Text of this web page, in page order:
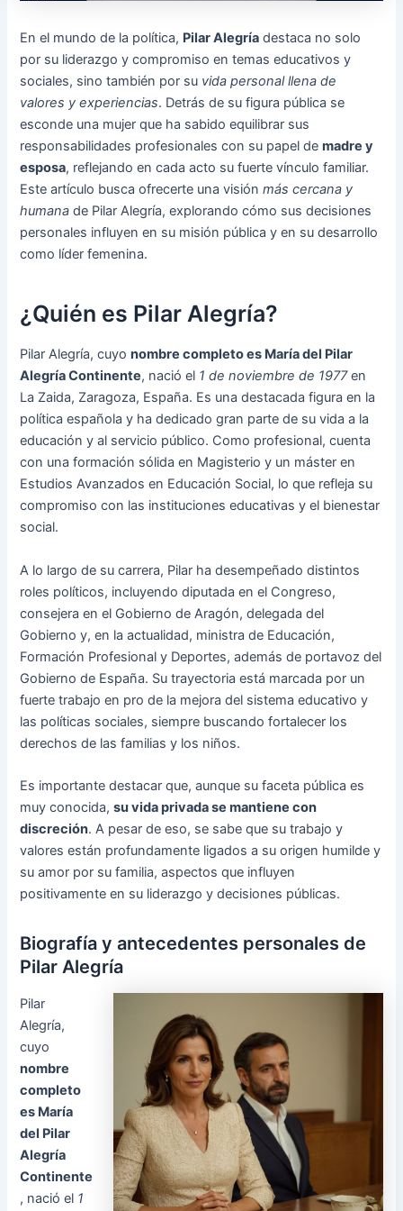
En el mundo de la política, Pilar Alegría destaca no solo
por su liderazgo y compromiso en temas educativos y
sociales, sino también por su vida personal llena de
valores y experiencias. Detrás de su figura pública se
esconde una mujer que ha sabido equilibrar sus
responsabilidades profesionales con su papel demadre y
esposa, reflejando en cada acto su fuerte vínculo familiar.
Este artículo busca ofrecerte una visiónmás cercana y
humana de Pilar Alegría, explorando cómo sus decisiones
personales influyen en su misión pública y en su desarrollo
como líder femenina.
¿Quién es Pilar Alegría?
Pilar Alegría, cuyonombre completo es María del Pilar
Alegría Continente, nació el 1 de noviembre de 1977en
La Zaida, Zaragoza, España. Es una destacada figura en la
política española y ha dedicado gran parte de su vida a la
educación y al servicio público. Como profesional, cuenta
con una formación sólida en Magisterio y un máster en
Estudios Avanzados en Educación Social, lo que refleja su
compromiso con las instituciones educativas y el bienestar
social.
A lo largo de su carrera, Pilar ha desempeñado distintos
roles políticos, incluyendo diputada en el Congreso,
consejera en el Gobierno de Aragón, delegada del
Gobierno y, en la actualidad, ministra de Educación,
Formación Profesional y Deportes, además de portavoz del
Gobierno de España. Su trayectoria está marcada por un
fuerte trabajo en pro de la mejora del sistema educativo y
las políticas sociales, siempre buscando fortalecer los
derechos de las familias y los niños.
Es importante destacar que, aunque su faceta pública es
muy conocida,su vida privada se mantiene con
discreción. A pesar de eso, se sabe que su trabajo y
valores están profundamente ligados a su origen humilde y
su amor por su familia, aspectos que influyen
positivamente en su liderazgo y decisiones públicas.
Biografía y antecedentes personales de
Pilar Alegría
Pilar
Alegría,
cuyo
nombre
completo
es María
del Pilar
Alegría
Continente
, nació el 1